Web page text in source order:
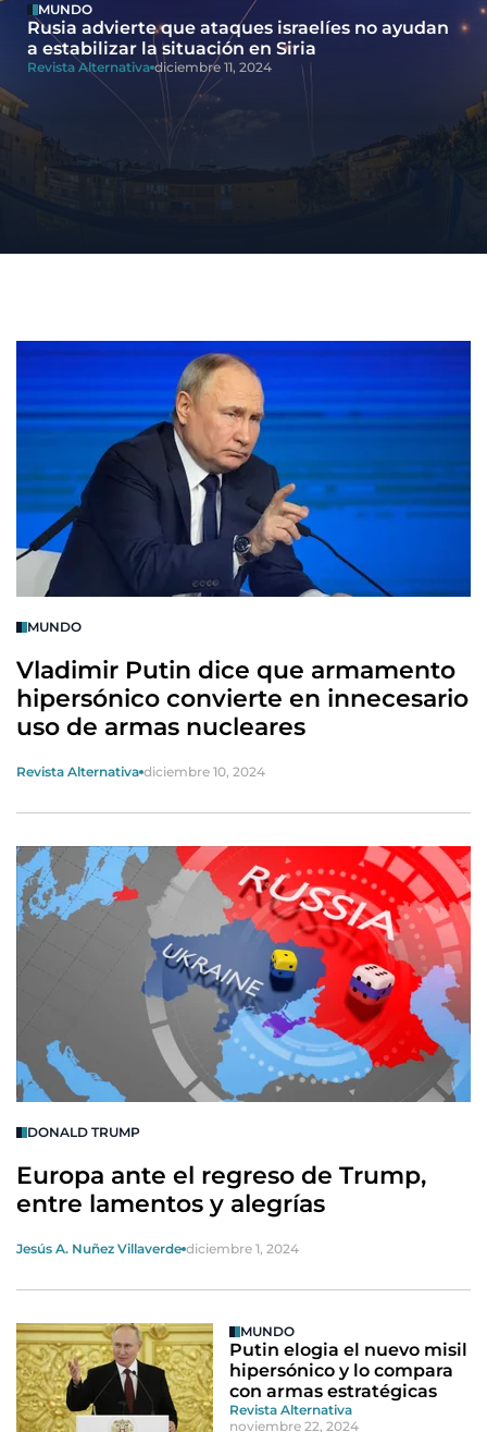
MUNDO
Rusia advierte que ataques israelíes no ayudan
a estabilizar la situación en Siria
Revista Alternativa diciembre 11, 2024
MUNDO
Vladimir Putin dice que armamento
hipersónico convierte en innecesario
uso de armas nucleares
Revista Alternativa diciembre 10, 2024
DONALD TRUMP
Europa ante el regreso de Trump,
entre lamentos y alegrías
Jesús A. Nuñez Villaverde diciembre 1, 2024
MUNDO
Putin elogia el nuevo misil
hipersónico y lo compara
con armas estratégicas
Revista Alternativa
noviembre 22, 2024